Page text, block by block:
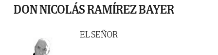
DON NICOLÁS RAMÍREZ BAYER
EL SEÑOR